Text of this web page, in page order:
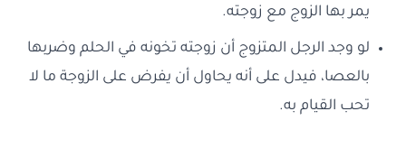
يمر بها الزوج مع زوجته.
لو وجد الرجل المتزوج أن زوجته تخونه في الحلم وضربها
بالعصا، فيدل على أنه يحاول أن يفرض على الزوجة ما لا
تحب القيام به.